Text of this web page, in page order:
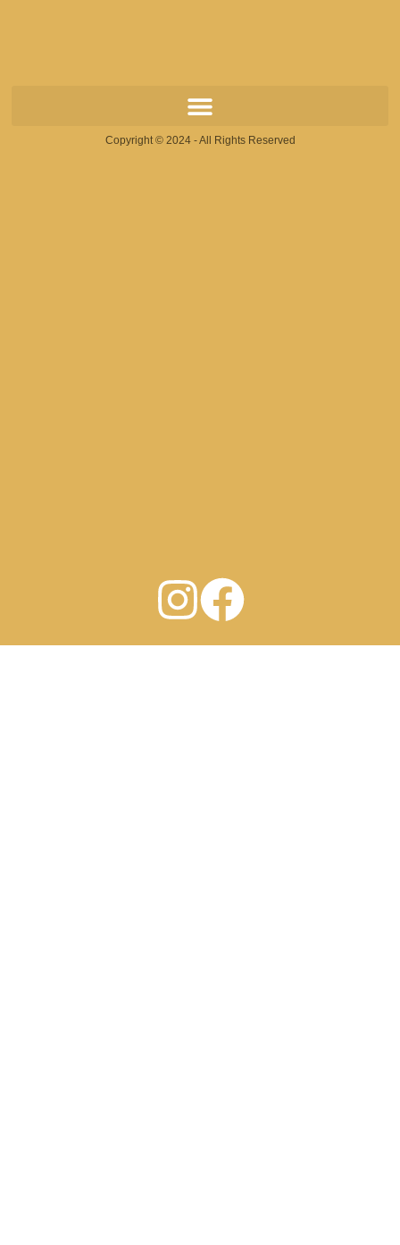
Copyright © 2024 - All Rights Reserved